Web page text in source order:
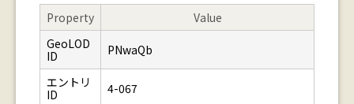
Property
Value
GeoLOD
ID
PNwaQb
エントリ
ID
4-067